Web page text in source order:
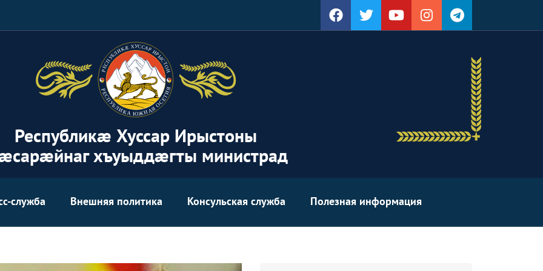
Республикæ Хуссар Ирыстоны
хъуыддæгты министрад
служба Внешняя политика Консульская служба Полезная информация